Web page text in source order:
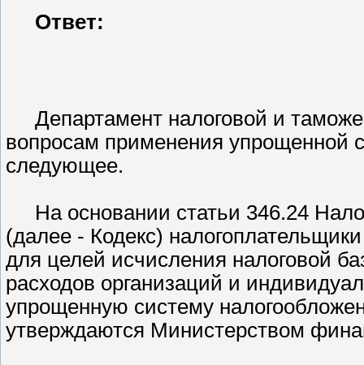
Ответ:
Департамент налоговой и
вопросам применения упрощенной
следующее.
На основании статьи 346.24
(далее - Кодекс)
для целей исчисления налоговой
расходов организаций и
упрощенную систему
утверждаются Министерством